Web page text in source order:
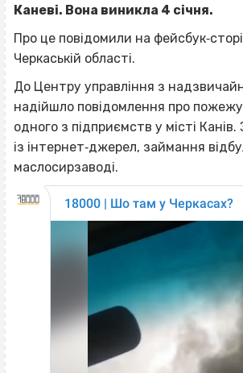
Каневі. Вона виникла 4 січня.
Про це повідомили на
Черкаській області.
До Центру управління з
надійшло повідомлення про пожежу
одного з підприємств у місті
із інтернет‐джерел, займання
маслосирзаводі.